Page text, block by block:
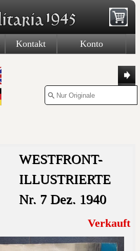
Kontakt Konto
WESTFRONT-
ILLUSTRIERTE
Nr. 7 Dez. 1940
Verkauft